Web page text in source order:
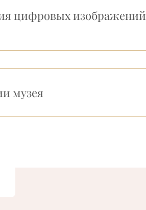
цифровых изображений
музея